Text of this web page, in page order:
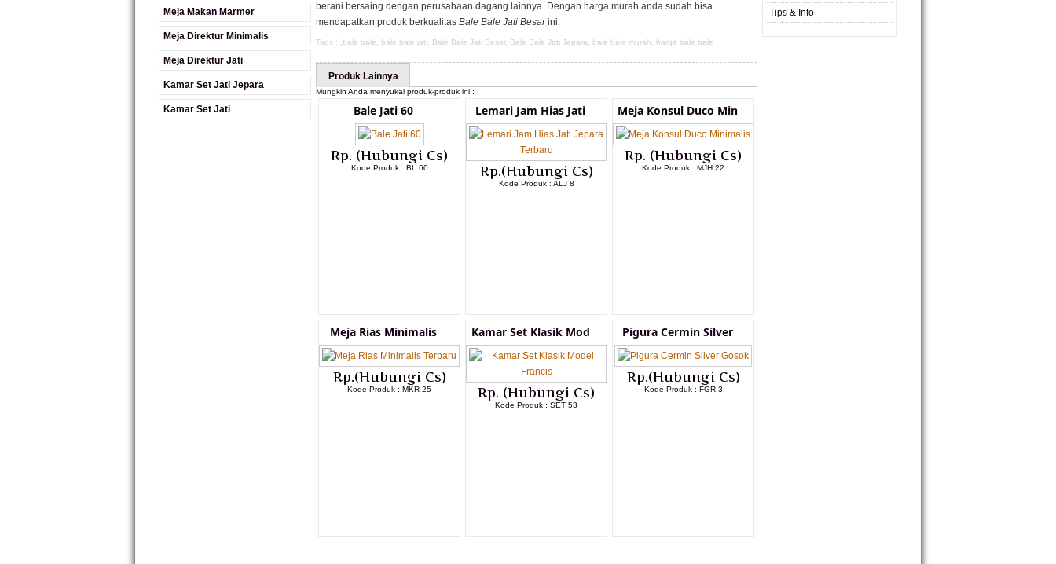
Meja Makan Marmer
Meja Direktur Minimalis
Meja Direktur Jati
Kamar Set Jati Jepara
Kamar Set Jati
berani bersaing dengan perusahaan dagang lainnya. Dengan harga murah anda sudah bisa
mendapatkan produk berkualitas Bale Bale Jati Besarini.
Tags : , bale bale bale bale jati Bale Bale Jati Besar, Bale Bale Jati Jepara bale bale murah harga bale bale
Produk Lainnya
Mungkin Anda menyukai produk-produk ini :
Bale Jati 60
Rp. (Hubungi Cs)
Kode Produk : BL 60
Lemari Jam Hias Jati
Rp.(Hubungi Cs)
Kode Produk : ALJ 8
Meja Konsul Duco Min
Rp. (Hubungi Cs)
Kode Produk : MJH 22
Meja Rias Minimalis
Rp.(Hubungi Cs)
Kode Produk : MKR 25
Kamar Set Klasik Mod
Rp. (Hubungi Cs)
Kode Produk : SET 53
Pigura Cermin Silver
Rp.(Hubungi Cs)
Kode Produk : FGR 3
Tips & Info